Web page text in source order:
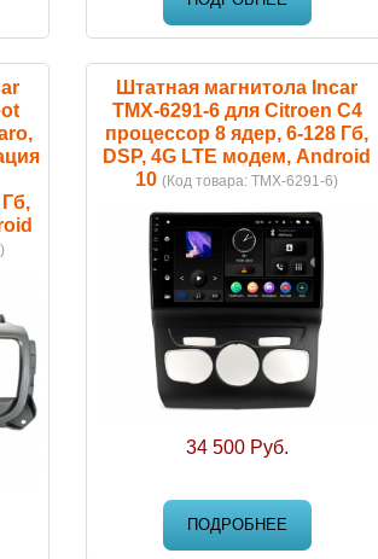
)
Штатная магнитола Incar
TMX-6291-6 для Citroen C4
процессор 8 ядер, 6-128 Гб,
DSP, 4G LTE модем, Android
10 (Код товара: TMX-6291-6)
34 500 Руб.
ПОДРОБНЕЕ